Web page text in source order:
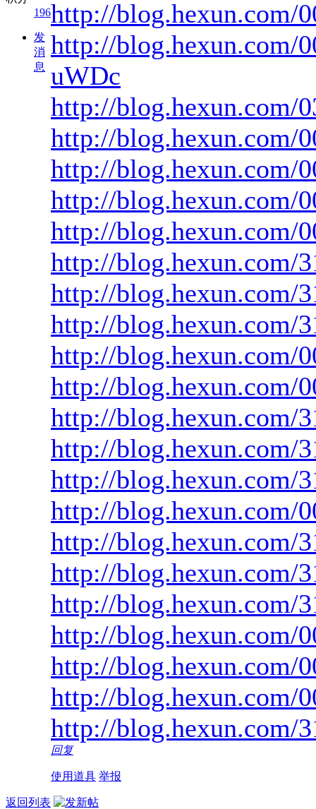
196
发
消
息
http://blog.hexun.com/
http://blog.hexun.com/
uWDc
http://blog.hexun.com/
http://blog.hexun.com/
http://blog.hexun.com/
http://blog.hexun.com/
http://blog.hexun.com/
http://blog.hexun.com/
http://blog.hexun.com/
http://blog.hexun.com/
http://blog.hexun.com/
http://blog.hexun.com/
http://blog.hexun.com/
http://blog.hexun.com/
http://blog.hexun.com/
http://blog.hexun.com/
http://blog.hexun.com/
http://blog.hexun.com/
http://blog.hexun.com/
http://blog.hexun.com/
http://blog.hexun.com/
http://blog.hexun.com/
http://blog.hexun.com/
回复
使用道具 举报
返回列表